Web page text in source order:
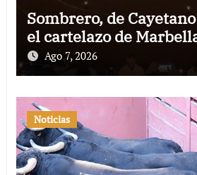
Sombrero, de
el cartelazo de
Ago 7, 2026
Noticias